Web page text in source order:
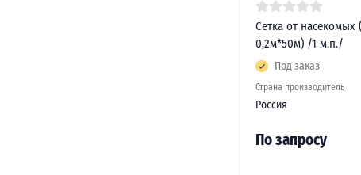
Сетка от насекомых
0,2м*50м) /1 м.п./
Под заказ
Страна производитель
Россия
По запросу